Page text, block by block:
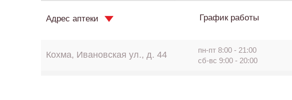
Адрес аптеки График работы
Кохма, Ивановская ул., д. 44
пн-пт 8:00 - 21:00
сб-вс 9:00 - 20:00